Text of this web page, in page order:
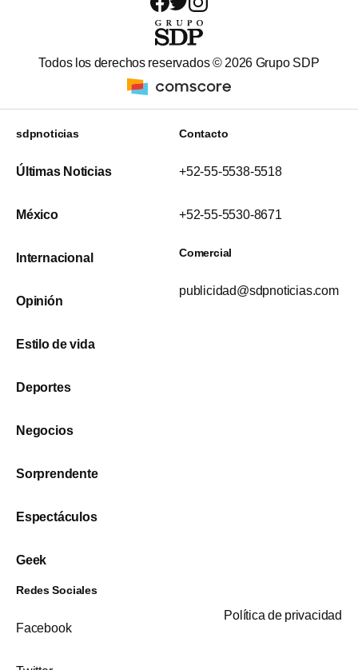
Todos los derechos reservados © 2026 Grupo SDP
sdpnoticias
Últimas Noticias
México
Internacional
Opinión
Estilo de vida
Deportes
Negocios
Sorprendente
Espectáculos
Geek
Contacto
+52-55-5538-5518
+52-55-5530-8671
Comercial
publicidad@sdpnoticias.com
Redes Sociales
Facebook
Política de privacidad